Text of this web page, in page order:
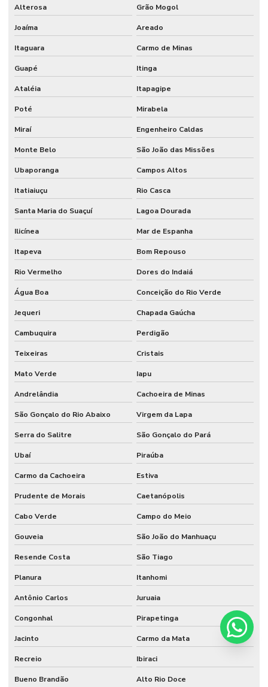
Alterosa Grão Mogol
Joaíma Areado
Itaguara Carmo de Minas
Guapé Itinga
Ataléia Itapagipe
Poté Mirabela
Miraí Engenheiro Caldas
Monte Belo São João das Missões
Ubaporanga Campos Altos
Itatiaiuçu Rio Casca
Santa Maria do Suaçuí Lagoa Dourada
Ilicínea Mar de Espanha
Itapeva Bom Repouso
Rio Vermelho Dores do Indaiá
Água Boa Conceição do Rio Verde
Jequeri Chapada Gaúcha
Cambuquira Perdigão
Teixeiras Cristais
Mato Verde Iapu
Andrelândia Cachoeira de Minas
São Gonçalo do Rio Abaixo Virgem da Lapa
Serra do Salitre São Gonçalo do Pará
Ubaí Piraúba
Carmo da Cachoeira Estiva
Prudente de Morais Caetanópolis
Cabo Verde Campo do Meio
Gouveia São João do Manhuaçu
Resende Costa São Tiago
Planura Itanhomi
Antônio Carlos Juruaia
Congonhal Pirapetinga
Jacinto Carmo da Mata
Recreio Ibiraci
Bueno Brandão Alto Rio Doce